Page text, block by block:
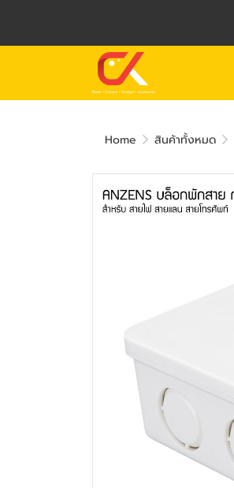
Home สินค้าทั้งหมด